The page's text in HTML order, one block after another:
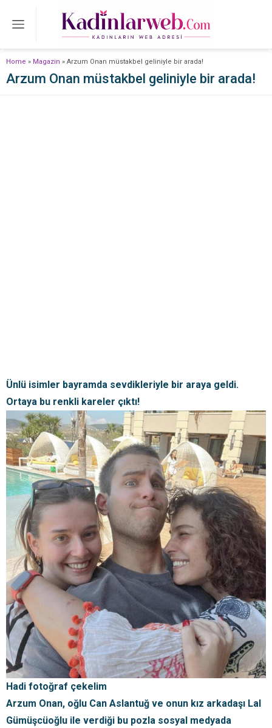
Home » Magazin » Arzum Onan müstakbel geliniyle bir arada!
Arzum Onan müstakbel geliniyle bir arada!
Ünlü isimler bayramda sevdikleriyle bir araya geldi.
Ortaya bu renkli kareler çıktı!
Hadi fotoğraf çekelim
Arzum Onan, oğlu Can Aslantuğ ve onun kız arkadaşı Lal
Gümüşcüoğlu ile verdiği bu pozla sosyal medyada